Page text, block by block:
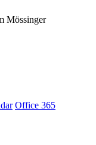
Office 365